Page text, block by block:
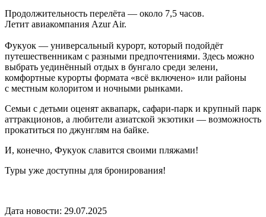
Продолжительность перелёта — около 7,5 часов.
Летит авиакомпания Azur Air.
Фукуок — универсальный курорт, который подойдёт
путешественникам с разными предпочтениями. Здесь можно
выбрать уединённый отдых в бунгало среди зелени,
комфортные курорты формата «всё включено» или районы
с местным колоритом и ночными рынками.
Семьи с детьми оценят аквапарк, сафари-парк и крупный парк
аттракционов, а любители азиатской экзотики — возможность
прокатиться по джунглям на байке.
И, конечно, Фукуок славится своими пляжами!
Туры уже доступны для бронирования!
Дата новости: 29.07.2025